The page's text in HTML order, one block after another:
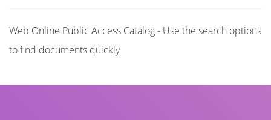
Web Online Public Access Catalog - Use the search options
to find documents quickly